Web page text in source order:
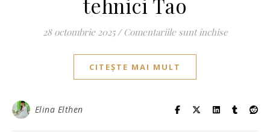
tehnici Tao
28 octombrie 2025 / Comentariile sunt închisepentru
CITEȘTE MAI MULT
Elina Elthen